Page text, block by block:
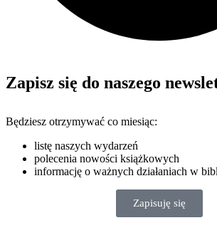
Zapisz się do naszego
Będziesz otrzymywać co miesiąc:
listę naszych wydarzeń
polecenia nowości książkowych
informację o ważnych działaniach w
Zapisuję się